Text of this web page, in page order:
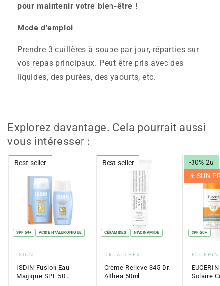
pour maintenir votre bien-être !
Mode d'emploi
Prendre 3 cuillères à soupe par jour, réparties sur
vos repas principaux. Peut être pris avec des
liquides, des purées, des yaourts, etc.
Explorez davantage. Cela pourrait aussi
vous intéresser :
Best-seller
SPF 50+ ACIDE HYALURONIQUE
Fournisseur
:
ISDIN
ISDIN Fusion Eau
Magique SPF 50
Best-seller
CÉRAMIDES NIACINAMIDE
Fournisseur
:
DR. ALTHEA
Crème Relieve 345 Dr.
Althea 50ml
-30% 2u
☀︎ SUN
SPF 50+
:
EUCERIN
Solaire